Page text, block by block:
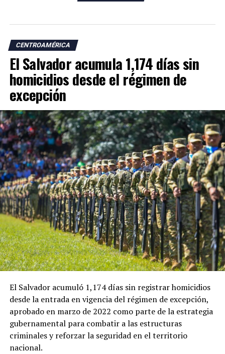
CENTROAMÉRICA
El Salvador acumula 1,174 días sin
homicidios desde el régimen de
excepción
El Salvador acumuló 1,174 días sin registrar homicidios
desde la entrada en vigencia del régimen de excepción,
aprobado en marzo de 2022 como parte de la estrategia
gubernamental para combatir a las estructuras
criminales y reforzar la seguridad en el territorio
nacional.